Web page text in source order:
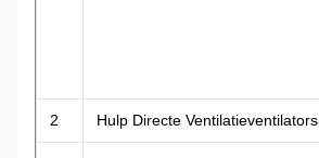
2 Hulp Directe Ventilatieventilators